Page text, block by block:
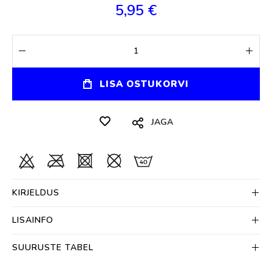
5,95 €
LISA OSTUKORVI
JAGA
KIRJELDUS
LISAINFO
SUURUSTE TABEL